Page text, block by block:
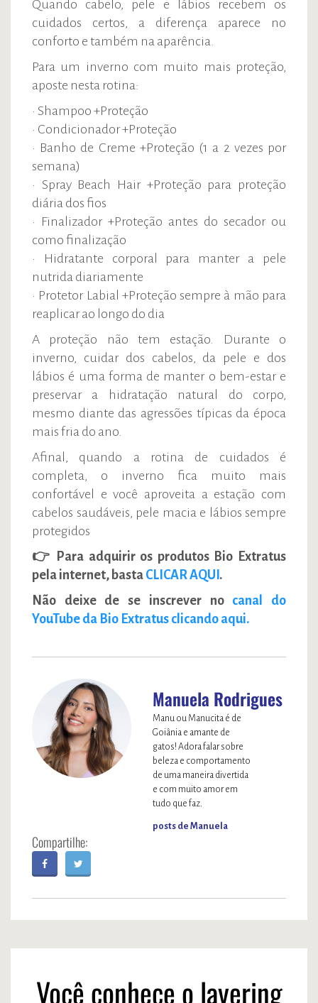
Quando cabelo, pele e lábios recebem os
cuidados certos, a diferença aparece no
conforto e também na aparência.
Para um inverno com muito mais proteção,
aposte nesta rotina:
• Shampoo +Proteção
• Condicionador +Proteção
• Banho de Creme +Proteção (1 a 2 vezes por
semana)
• Spray Beach Hair +Proteção para proteção
diária dos fios
• Finalizador +Proteção antes do secador ou
como finalização
• Hidratante corporal para manter a pele
nutrida diariamente
• Protetor Labial +Proteção sempre à mão para
reaplicar ao longo do dia
A proteção não tem estação. Durante o
inverno, cuidar dos cabelos, da pele e dos
lábios é uma forma de manter o bem-estar e
preservar a hidratação natural do corpo,
mesmo diante das agressões típicas da época
mais fria do ano.
Afinal, quando a rotina de cuidados é
completa, o inverno fica muito mais
confortável e você aproveita a estação com
cabelos saudáveis, pele macia e lábios sempre
protegidos
👉 Para adquirir os produtos Bio Extratus
pela internet, basta CLICAR AQUI .
Não deixe de se inscrever no canal do
YouTube da Bio Extratus clicando aqui.
Manuela Rodrigues
Manu ou Manucita é de
Goiânia e amante de
gatos! Adora falar sobre
beleza e comportamento
de uma maneira divertida
e com muito amor em
tudo que faz.
posts de Manuela
Você conhece o layering